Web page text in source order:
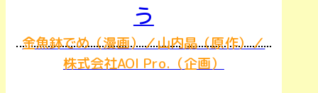
う
金魚鉢でめ（漫画）／山内晶（原作）／
株式会社AOI Pro.（企画）